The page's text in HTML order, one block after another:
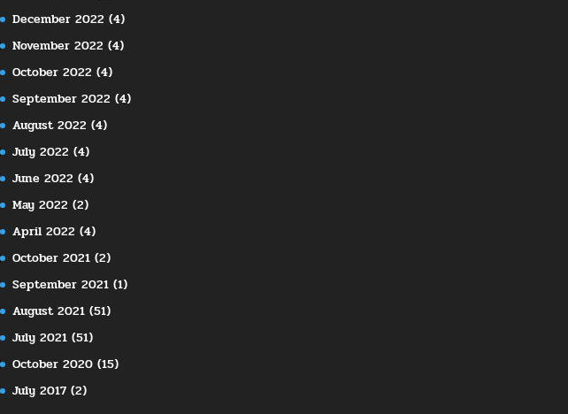
December 2022 (4)
November 2022 (4)
October 2022 (4)
September 2022 (4)
August 2022 (4)
July 2022 (4)
June 2022 (4)
May 2022 (2)
April 2022 (4)
October 2021(2)
September 2021(1)
August 2021(51)
July 2021(51)
October 2020(15)
July 2017(2)